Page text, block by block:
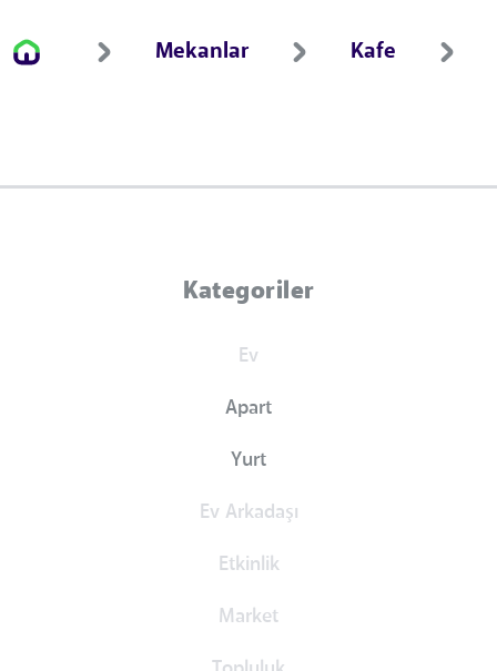
Mekanlar Kafe
Kategoriler
Ev
Apart
Yurt
Ev Arkadaşı
Etkinlik
Market